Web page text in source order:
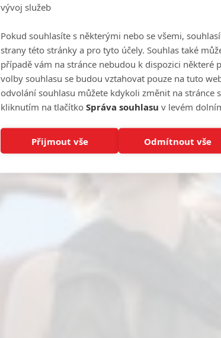
vývoj služeb
Pokud souhlasíte s některými nebo se všemi,
strany této stránky a pro tyto účely. Souhlas také
případě vám na stránce nebudou k dispozici některé
volby souhlasu se budou vztahovat pouze na tuto
odvolání souhlasu můžete kdykoli změnit na stránce s
kliknutím na tlačítko Správa souhlasu v levém
Přijmout vše Odmítnout vše